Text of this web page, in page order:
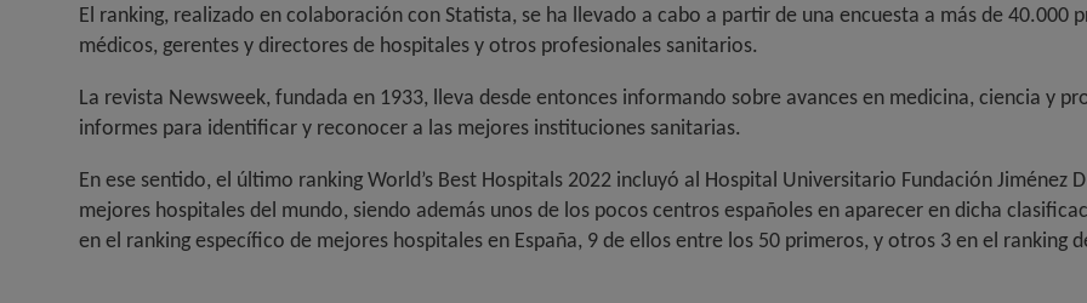
El ranking, realizado en colaboración con Statista, se ha llevado a cabo a partir de una encuesta a más de 40.000
médicos, gerentes y directores de hospitales y otros profesionales sanitarios.
La revista Newsweek, fundada en 1933, lleva desde entonces informando sobre avances en medicina, ciencia y
informes para identificar y reconocer a las mejores instituciones sanitarias.
En ese sentido, el último ranking World’s Best Hospitals 2022 incluyó al Hospital Universitario Fundación Jiménez
mejores hospitales del mundo, siendo además unos de los pocos centros españoles en aparecer en dicha
en el ranking específico de mejores hospitales en España, 9 de ellos entre los 50 primeros, y otros 3 en el ranking